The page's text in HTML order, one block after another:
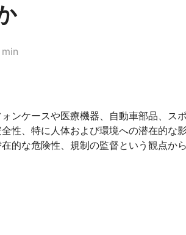
min
ンケースや医療機器、自動車部品、ス
性、特に人体および環境への潜在的な
的な危険性、規制の監督という観点から